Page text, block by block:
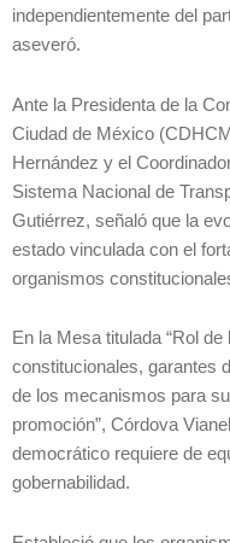
independientemente del
aseveró.
Ante la Presidenta de la
Ciudad de México
Hernández y el
Sistema Nacional de
Gutiérrez, señaló que la
estado vinculada con el
organismos
En la Mesa titulada “Rol
constitucionales, garantes
de los mecanismos para
promoción”, Córdova
democrático requiere de
gobernabilidad.